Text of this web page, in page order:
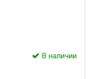
В наличии